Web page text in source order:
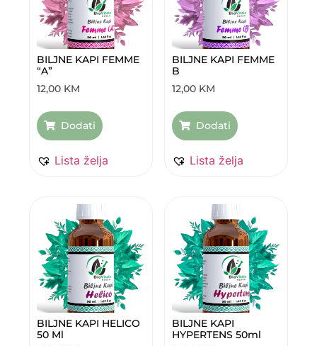
BILJNE KAPI FEMME
“A”
12,00 KM
Dodati
Lista želja
BILJNE KAPI FEMME
B
12,00 KM
Dodati
Lista želja
BILJNE KAPI HELICO
50 Ml
BILJNE KAPI
HYPERTENS 50ml